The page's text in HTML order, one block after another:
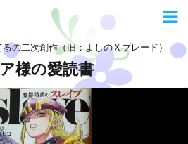
の二次創作（旧：よしのＸブレード）
様の愛読書